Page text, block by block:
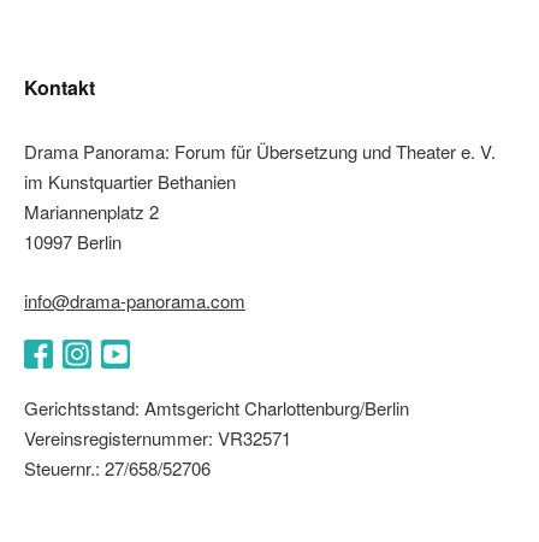
Kontakt
Drama Panorama: Forum für Übersetzung und Theater e. V.
im Kunstquartier Bethanien
Mariannenplatz 2
10997 Berlin
info@drama-panorama.com
Gerichtsstand: Amtsgericht Charlottenburg/Berlin
Vereinsregisternummer: VR32571
Steuernr.: 27/658/52706